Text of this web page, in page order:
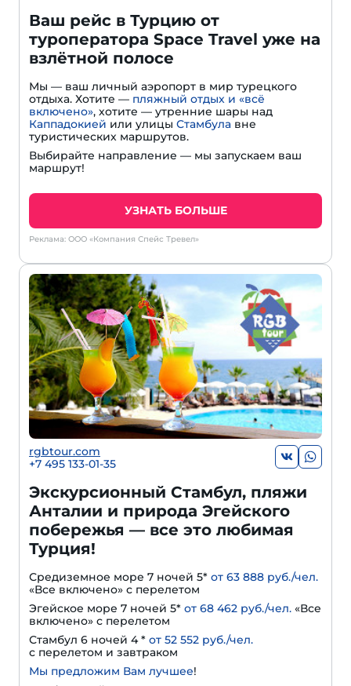
Ваш рейс в Турцию от
туроператора Space Travel уже на
взлётной полосе
Мы — ваш личный аэропорт в мир турецкого
отдыха. Хотите — пляжный отдых и «всё
включено», хотите — утренние шары над
Каппадокией или улицы Стамбула вне
туристических маршрутов.
Выбирайте направление — мы запускаем ваш
маршрут!
УЗНАТЬ БОЛЬШЕ
Реклама: ООО «Компания Спейс Тревел»
rgbtour.com
+7 495 133-01-35
Экскурсионный Стамбул, пляжи
Анталии и природа Эгейского
побережья — все это любимая
Турция!
Средиземное море 7 ночей 5* от 63 888 руб./чел.
«Все включено» с перелетом
Эгейское море 7 ночей 5* от 68 462 руб./чел. «Все
включено» с перелетом
Стамбул 6 ночей 4 * от 52 552 руб./чел.
с перелетом и завтраком
Мы предложим Вам лучшее!